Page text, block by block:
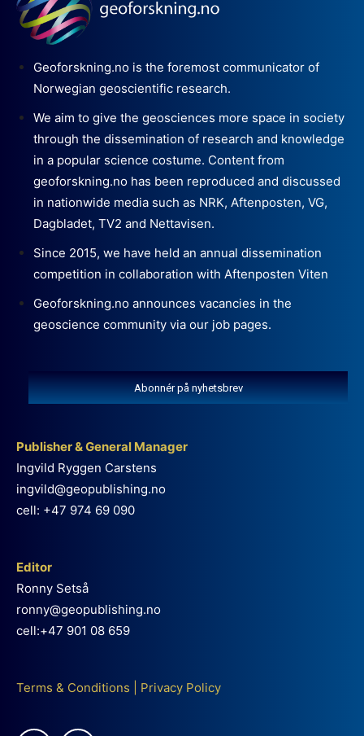
Geoforskning.no is the foremost communicator of
Norwegian geoscientific research.
We aim to give the geosciences more space in society
through the dissemination of research and knowledge
in a popular science costume. Content from
geoforskning.no has been reproduced and discussed
in nationwide media such as NRK, Aftenposten, VG,
Dagbladet, TV2 and Nettavisen.
Since 2015, we have held an annual dissemination
competition in collaboration with Aftenposten Viten
Geoforskning.no announces vacancies in the
geoscience community via our job pages.
Abonnér på nyhetsbrev
Publisher & General Manager
Ingvild Ryggen Carstens
ingvild@geopublishing.no
cell: +47 974 69 090
Editor
Ronny Setså
ronny@geopublishing.no
cell:+47 901 08 659
Terms & Conditions Privacy Policy